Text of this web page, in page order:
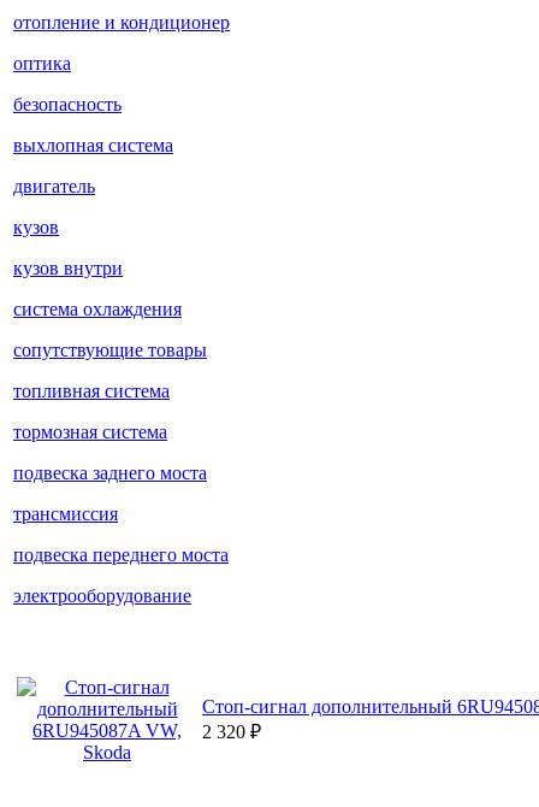
отопление и кондиционер
оптика
безопасность
выхлопная система
двигатель
кузов
кузов внутри
система охлаждения
сопутствующие товары
топливная система
тормозная система
подвеска заднего моста
трансмиссия
подвеска переднего моста
электрооборудование
Стоп-сигнал дополнительный
2 320 ₽